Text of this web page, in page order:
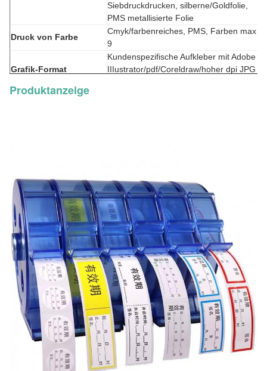
Siebdruckdrucken, silberne/Goldfolie,
PMS metallisierte Folie
Druck von Farbe
Cmyk/farbenreiches, PMS, Farben max
9
Grafik-Format
Kundenspezifische Aufkleber mit Adobe
IIIustrator/pdf/Coreldraw/hoher dpi JPG
Bestellvorgang
4. Zahlungsbestätigung
5. Bilder für Zustimmung beim Druck
6. Versand
7. Erhalten Kundendienst von uns.
Produktanzeige